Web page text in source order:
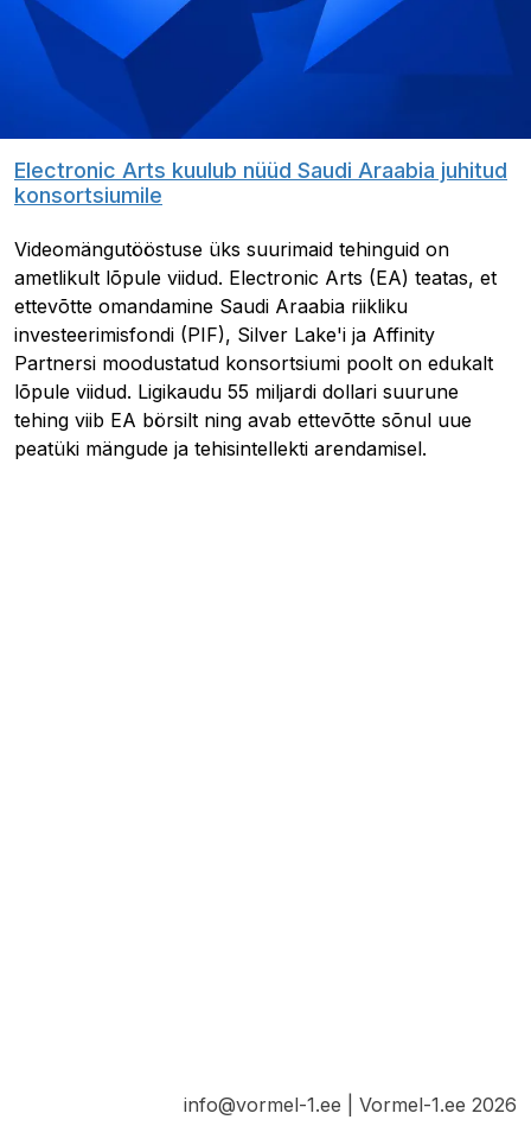
Electronic Arts kuulub nüüd Saudi Araabia juhitud
konsortsiumile
Videomängutööstuse üks suurimaid tehinguid on
ametlikult lõpule viidud. Electronic Arts (EA) teatas, et
ettevõtte omandamine Saudi Araabia riikliku
investeerimisfondi (PIF), Silver Lake'i ja Affinity
Partnersi moodustatud konsortsiumi poolt on edukalt
lõpule viidud. Ligikaudu 55 miljardi dollari suurune
tehing viib EA börsilt ning avab ettevõtte sõnul uue
peatüki mängude ja tehisintellekti arendamisel.
info@vormel-1.ee | Vormel-1.ee 2026